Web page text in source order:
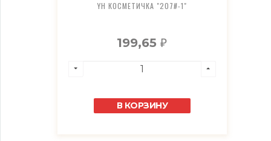
YH КОСМЕТИЧКА "207#-1"
199,65₽
В КОРЗИНУ